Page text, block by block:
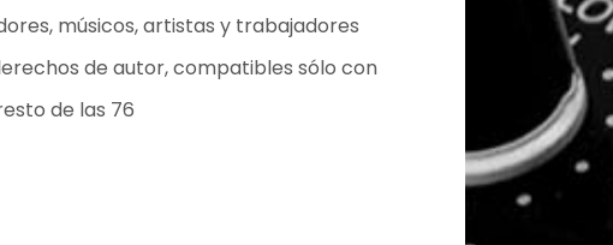
músicos, artistas y trabajadores
de autor, compatibles sólo con
de las 76